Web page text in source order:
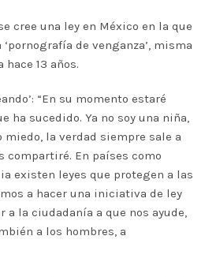
cree una ley en México en la que
de venganza’, misma
13 años.
“En su momento estaré
ha sucedido. Ya no soy una niña,
miedo, la verdad siempre sale a
compartiré. En países como
existen leyes que protegen a las
a hacer una iniciativa de ley
a la ciudadanía a que nos ayude,
a los hombres, a